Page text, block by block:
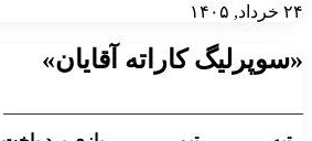
۲۴ خرداد, ۱۴۰۵
«سوپرلیگ کاراته آقایان»